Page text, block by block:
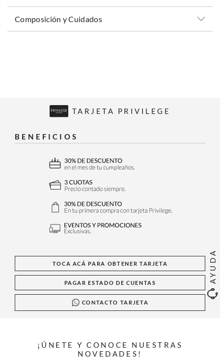
AYUDA
Composición y Cuidados
TARJETA PRIVILEGE
BENEFICIOS
TOCA ACÁ PARA OBTENER TARJETA
PAGAR ESTADO DE CUENTAS
CONTACTO TARJETA
¡ÚNETE Y CONOCE NUESTRAS
NOVEDADES!